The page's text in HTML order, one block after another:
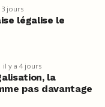
3 jours
légalise le
il y a 4 jours
la
pas davantage